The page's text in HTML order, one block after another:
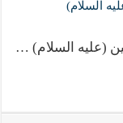
السلام)
(عليه السلام) …